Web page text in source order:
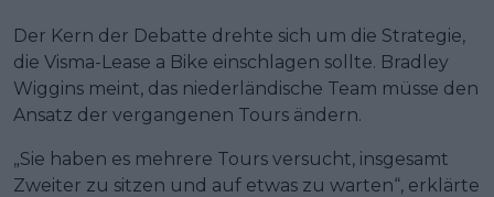
Der Kern der Debatte drehte sich um die Strategie,
die Visma-Lease a Bike einschlagen sollte. Bradley
Wiggins meint, das niederländische Team müsse den
Ansatz der vergangenen Tours ändern.
„Sie haben es mehrere Tours versucht, insgesamt
Zweiter zu sitzen und auf etwas zu warten“, erklärte